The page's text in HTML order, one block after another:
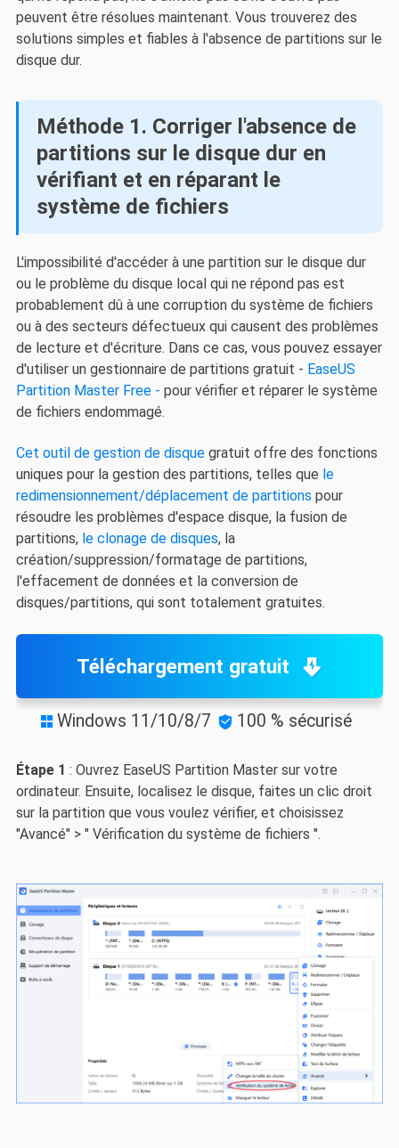
peuvent être résolues maintenant. Vous trouverez des
solutions simples et fiables à l'absence de partitions sur le
disque dur.
Méthode 1. Corriger l'absence de
partitions sur le disque dur en
vérifiant et en réparant le
système de fichiers
L'impossibilité d'accéder à une partition sur le disque dur
ou le problème du disque local qui ne répond pas est
probablement dû à une corruption du système de fichiers
ou à des secteurs défectueux qui causent des problèmes
de lecture et d'écriture. Dans ce cas, vous pouvez essayer
d'utiliser un gestionnaire de partitions gratuit - EaseUS
Partition Master Free - pour vérifier et réparer le système
de fichiers endommagé.
Cet outil de gestion de disquegratuit offre des fonctions
uniques pour la gestion des partitions, telles que le
redimensionnement/déplacement de partitions pour
résoudre les problèmes d'espace disque, la fusion de
partitions, le clonage de disques, la
création/suppression/formatage de partitions,
l'effacement de données et la conversion de
disques/partitions, qui sont totalement gratuites.
Téléchargement gratuit
 Windows 11/10/8/7  100 % sécurisé
Étape 1 : Ouvrez EaseUS Partition Master sur votre
ordinateur. Ensuite, localisez le disque, faites un clic droit
sur la partition que vous voulez vérifier, et choisissez
"Avancé" > " Vérification du système de fichiers ".